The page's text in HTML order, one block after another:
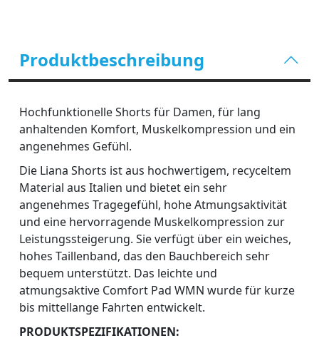
Produktbeschreibung
Hochfunktionelle Shorts für Damen, für lang
anhaltenden Komfort, Muskelkompression und ein
angenehmes Gefühl.
Die Liana Shorts ist aus hochwertigem, recyceltem
Material aus Italien und bietet ein sehr
angenehmes Tragegefühl, hohe Atmungsaktivität
und eine hervorragende Muskelkompression zur
Leistungssteigerung. Sie verfügt über ein weiches,
hohes Taillenband, das den Bauchbereich sehr
bequem unterstützt. Das leichte und
atmungsaktive Comfort Pad WMN wurde für kurze
bis mittellange Fahrten entwickelt.
PRODUKTSPEZIFIKATIONEN: